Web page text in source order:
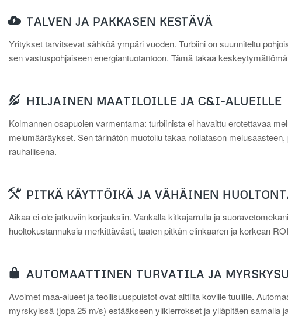
TALVEN JA PAKKASEN KESTÄVÄ
Yritykset tarvitsevat sähköä ympäri vuoden. Turbiini on suunniteltu
sen vastuspohjaiseen energiantuotantoon. Tämä takaa
HILJAINEN MAATILOILLE JA C&I-ALUEILLE
Kolmannen osapuolen varmentama: turbiinista ei havaittu erotettavaa
melumääräykset. Sen tärinätön muotoilu takaa nollatason
rauhallisena.
PITKÄ KÄYTTÖIKÄ JA VÄHÄINEN
Aikaa ei ole jatkuviin korjauksiin. Vankalla kitkajarrulla ja
huoltokustannuksia merkittävästi, taaten pitkän elinkaaren ja korkean
AUTOMAATTINEN TURVATILA JA
Avoimet maa-alueet ja teollisuuspuistot ovat alttiita koville tuulille.
myrskyissä (jopa 25 m/s) estääkseen ylikierrokset ja ylläpitäen samalla